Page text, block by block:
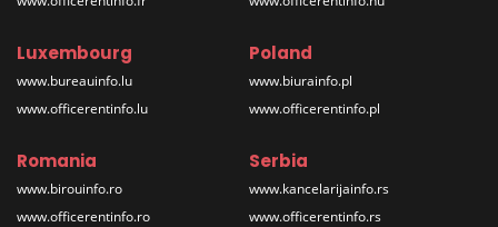
Luxembourg
www.bureauinfo.lu
www.officerentinfo.lu
Poland
www.biurainfo.pl
www.officerentinfo.pl
Romania
www.birouinfo.ro
www.officerentinfo.ro
Serbia
www.kancelarijainfo.rs
www.officerentinfo.rs